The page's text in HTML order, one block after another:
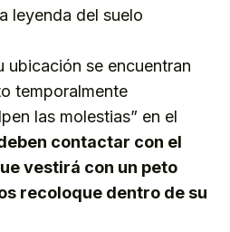
leyenda del suelo
se encuentran
temporalmente
las molestias” en el
contactar con el
vestirá con un peto
recoloque dentro de su